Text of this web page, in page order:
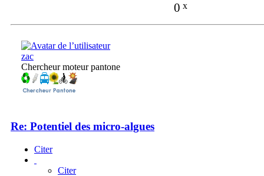
0 x
zac
Chercheur moteur pantone
Re: Potentiel des micro-algues
Citer
Citer